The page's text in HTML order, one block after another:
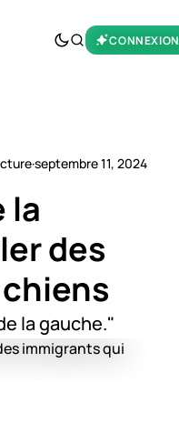
CONNEXION
·septembre 11, 2024
la
des
la gauche."